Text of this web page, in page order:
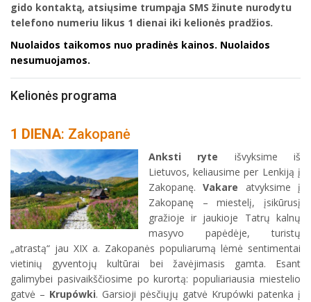
gido kontaktą, atsiųsime trumpąja SMS žinute nurodytu
telefono numeriu likus 1 dienai iki kelionės pradžios.
Nuolaidos taikomos nuo pradinės kainos. Nuolaidos
nesumuojamos.
Kelionės programa
1 DIENA: Zakopanė
Anksti ryte išvyksime iš
Lietuvos, keliausime per Lenkiją į
Zakopanę.Vakare atvyksime į
Zakopanę – miestelį, įsikūrusį
gražioje ir jaukioje Tatrų kalnų
masyvo papėdėje, turistų
„atrastą“ jau XIX a. Zakopanės populiarumą lėmė sentimentai
vietinių gyventojų kultūrai bei žavėjimasis gamta. Esant
galimybei pasivaikščiosime po kurortą: populiariausia miestelio
gatvė – Krupówki. Garsioji pėsčiųjų gatvė Krupówki patenka į